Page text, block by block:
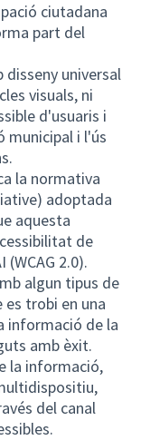
ciutadana
part del
disseny universal
visuals, ni
d'usuaris i
municipal i l'ús
la normativa
adoptada
aquesta
de
2.0).
algun tipus de
trobi en una
informació de la
amb èxit.
la informació,
del canal